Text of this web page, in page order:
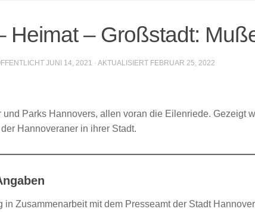
Heimat – Großstadt:
JUNI 14, 2021 · AKTUALISIERT FEBRUAR 25, 2022
und Parks Hannovers, allen voran die Eilenriede. Gezeigt
Hannoveraner in ihrer Stadt.
in Zusammenarbeit mit dem Presseamt der Stadt Hannover